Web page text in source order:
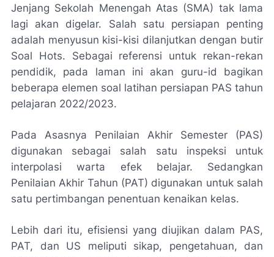
Jenjang Sekolah Menengah Atas (SMA) tak lama
lagi akan digelar. Salah satu persiapan penting
adalah menyusun kisi-kisi dilanjutkan dengan butir
Soal Hots. Sebagai referensi untuk rekan-rekan
pendidik, pada laman ini akan guru-id bagikan
beberapa elemen soal latihan persiapan PAS tahun
pelajaran 2022/2023.
Pada Asasnya Penilaian Akhir Semester (PAS)
digunakan sebagai salah satu inspeksi untuk
interpolasi warta efek belajar. Sedangkan
Penilaian Akhir Tahun (PAT) digunakan untuk salah
satu pertimbangan penentuan kenaikan kelas.
Lebih dari itu, efisiensi yang diujikan dalam PAS,
PAT, dan US meliputi sikap, pengetahuan, dan